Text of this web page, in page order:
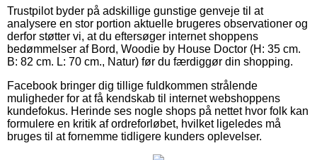
Trustpilot byder på adskillige gunstige genveje til at
analysere en stor portion aktuelle brugeres observationer og
derfor støtter vi, at du eftersøger internet shoppens
bedømmelser af Bord, Woodie by House Doctor (H: 35 cm.
B: 82 cm. L: 70 cm., Natur) før du færdiggør din shopping.
Facebook bringer dig tillige fuldkommen strålende
muligheder for at få kendskab til internet webshoppens
kundefokus. Herinde ses nogle shops på nettet hvor folk kan
formulere en kritik af ordreforløbet, hvilket ligeledes må
bruges til at fornemme tidligere kunders oplevelser.